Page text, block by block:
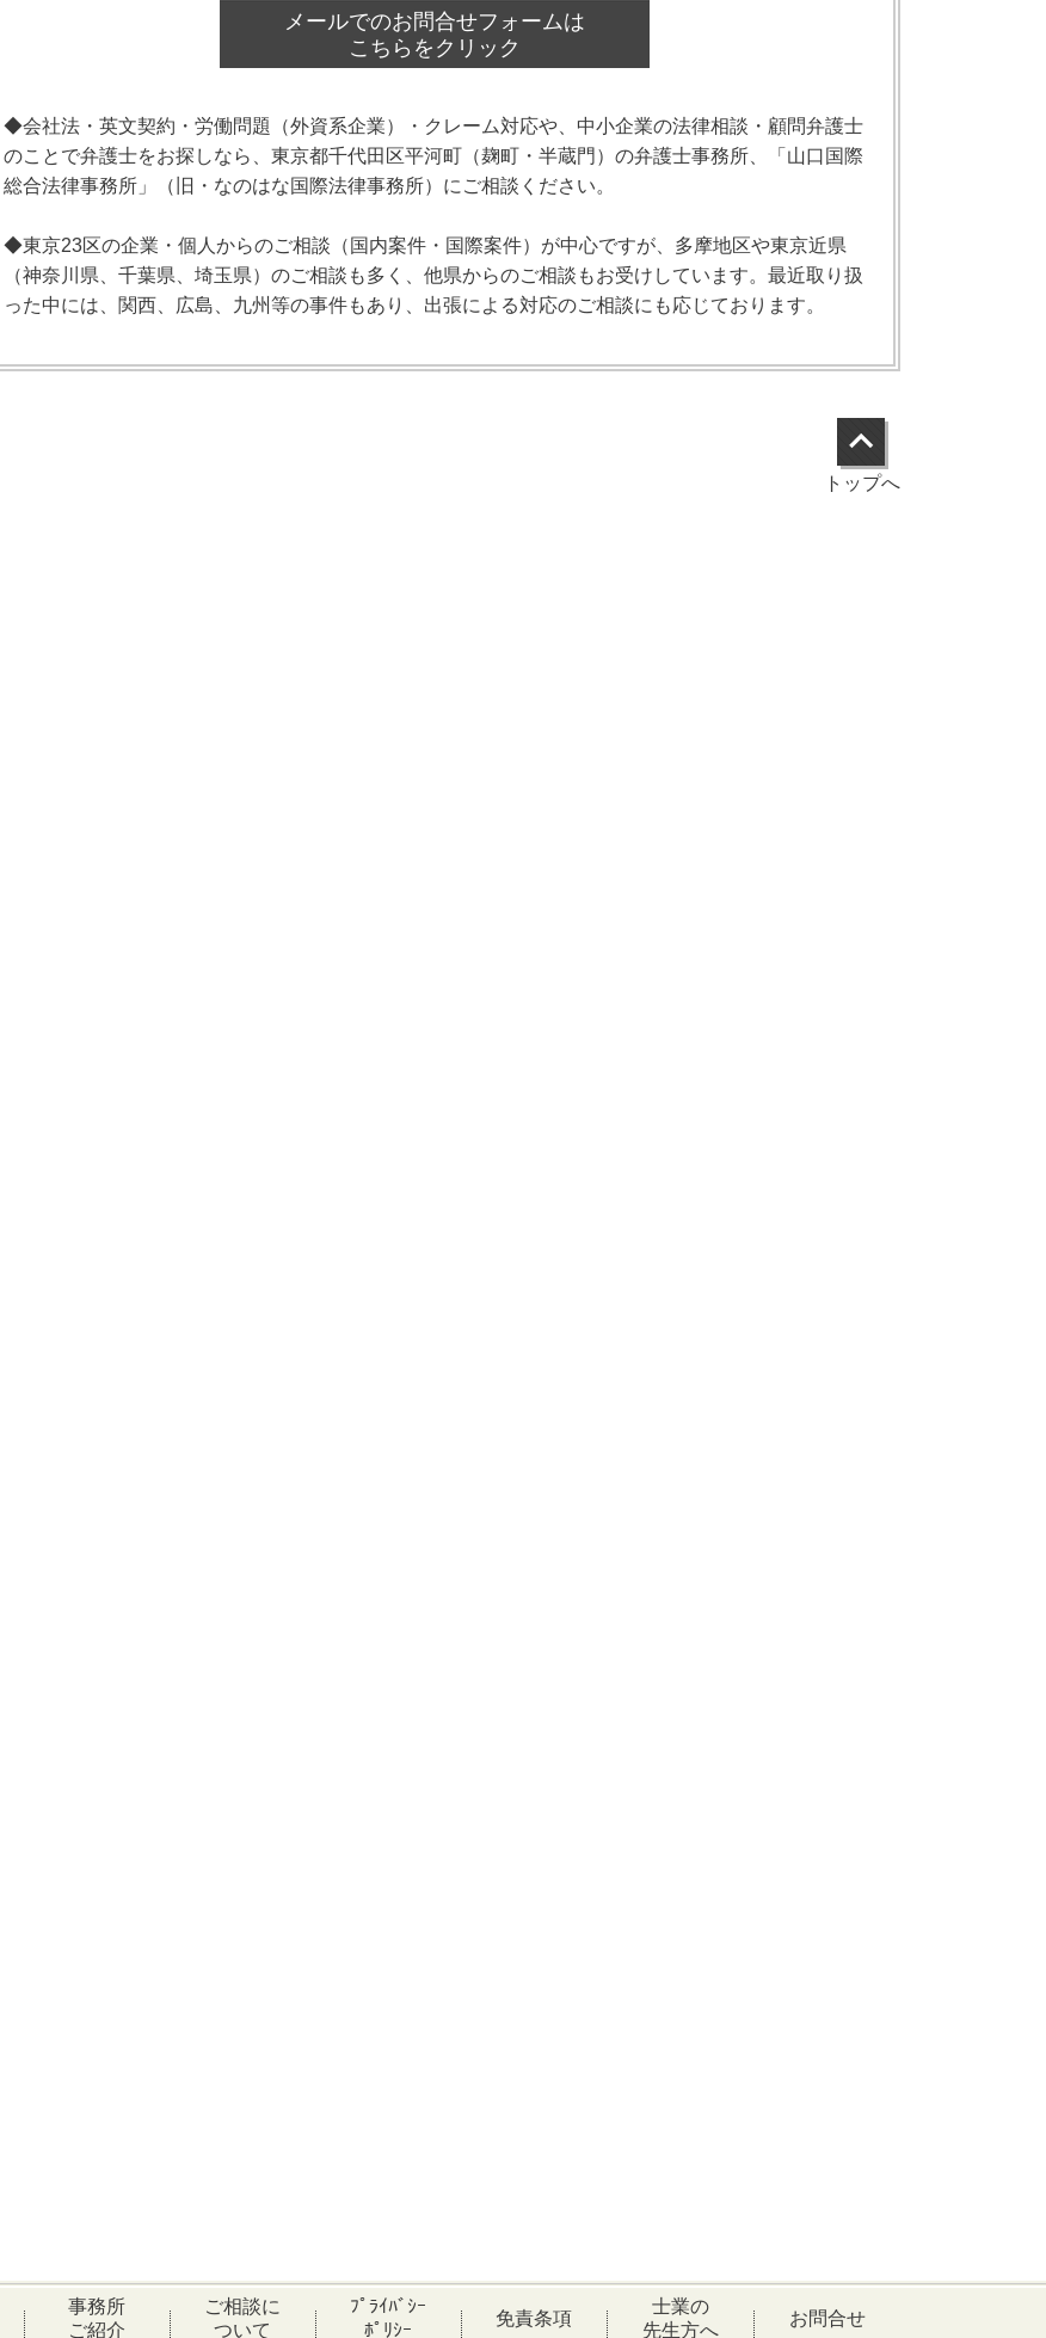
メールでのお問合せフォームは
こちらをクリック
◆会社法・英文契約・労働問題（外資系企業）・クレーム対応や、中小企業の法律相談・顧問弁護士
のことで弁護士をお探しなら、東京都千代田区平河町（麹町・半蔵門）の弁護士事務所、「山口国際
総合法律事務所」（旧・なのはな国際法律事務所）にご相談ください。
◆東京23区の企業・個人からのご相談（国内案件・国際案件）が中心ですが、多摩地区や東京近県
（神奈川県、千葉県、埼玉県）のご相談も多く、他県からのご相談もお受けしています。最近取り扱
った中には、関西、広島、九州等の事件もあり、出張による対応のご相談にも応じております。
トップへ
事務所
ご紹介
ご相談に
ついて
ﾌﾟﾗｲﾊﾞｼｰ
ﾎﾟﾘｼｰ
免責条項
士業の
先生方へ
お問合せ